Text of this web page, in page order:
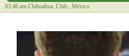
03:46 am Chihuahua, Chih., México